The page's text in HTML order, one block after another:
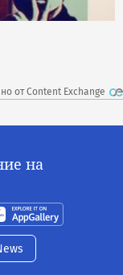
от Content Exchange
на